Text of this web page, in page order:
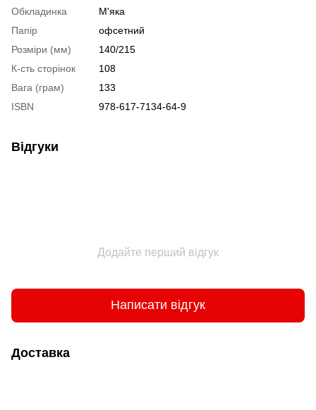
Обкладинка
М'яка
Папір
офсетний
Розміри (мм)
140/215
К-сть сторінок
108
Вага (грам)
133
ISBN
978-617-7134-64-9
Відгуки
Додайте перший відгук
Написати відгук
Доставка